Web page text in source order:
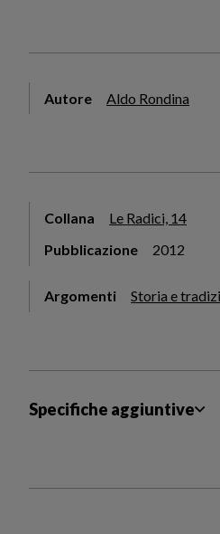
Autore Aldo Rondina
Collana Le Radici, 14
Pubblicazione
2012
Argomenti Storia e
Specifiche aggiuntive